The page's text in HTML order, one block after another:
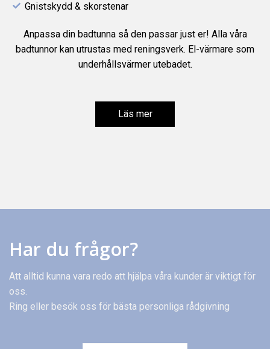
Gnistskydd & skorstenar
Anpassa din badtunna så den passar just er! Alla våra
badtunnor kan utrustas med reningsverk. El-värmare som
underhållsvärmer utebadet.
Läs mer
Har du frågor?
Att alltid kunna vara redo att hjälpa våra kunder är viktigt för
oss.
Ring eller besök oss för bästa personliga rådgivning